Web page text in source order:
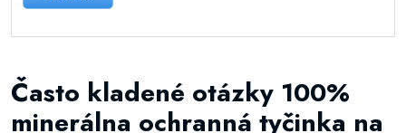
Často kladené otázky 100%
minerálna ochranná tyčinka na